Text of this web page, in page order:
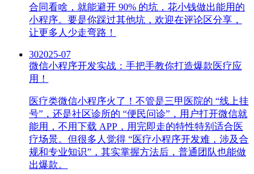
合同看啥，就能避开 90% 的坑，花小钱做出能用的
小程序。要是你踩过其他坑，欢迎在评论区分享，
让更多人少走弯路！
302025-07
微信小程序开发实战：手把手教你打造爆款医疗应
用！
医疗类微信小程序火了！不管是三甲医院的 “线上挂
号”，还是社区诊所的 “便民问诊”，用户打开微信就
能用，不用下载 APP，用完即走的特性特别适合医
疗场景。但很多人觉得 “医疗小程序开发难，涉及合
规和专业知识”，其实掌握方法后，普通团队也能做
出爆款。